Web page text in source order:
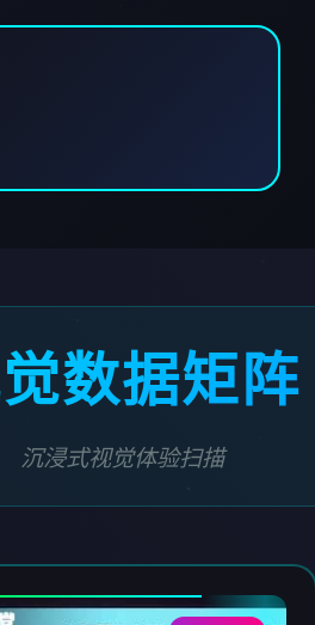
数据矩阵
沉浸式视觉体验扫描